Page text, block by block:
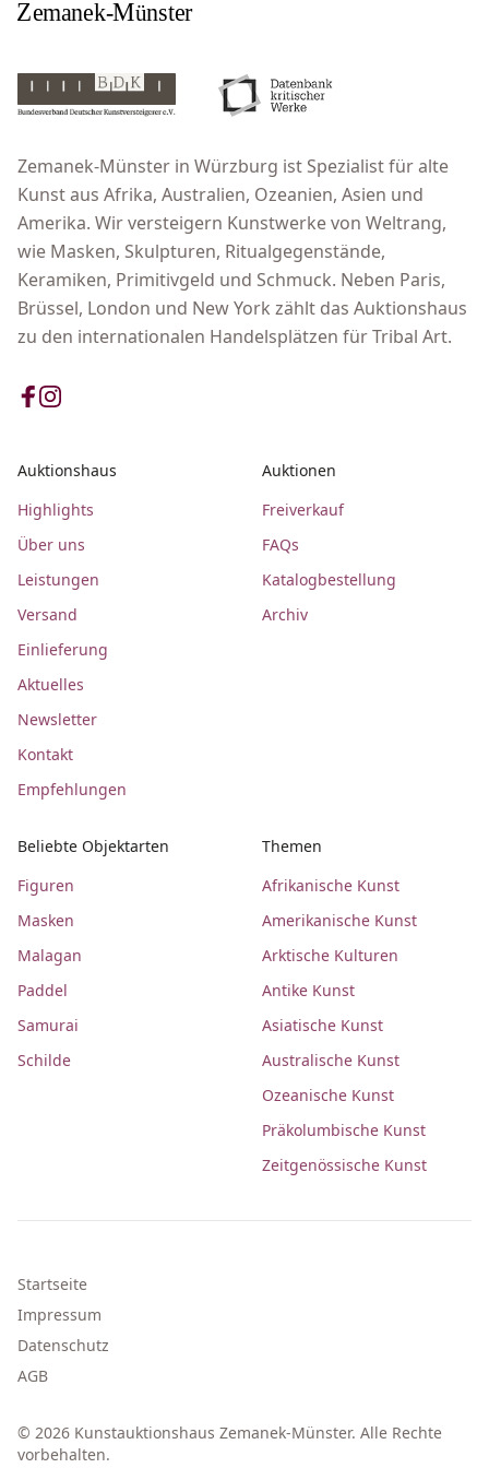
Zemanek-Münster in Würzburg ist Spezialist für alte
Kunst aus Afrika, Australien, Ozeanien, Asien und
Amerika. Wir versteigern Kunstwerke von Weltrang,
wie Masken, Skulpturen, Ritualgegenstände,
Keramiken, Primitivgeld und Schmuck. Neben Paris,
Brüssel, London und New York zählt das Auktionshaus
zu den internationalen Handelsplätzen für Tribal Art.
Auktionshaus
Highlights
Über uns
Leistungen
Versand
Einlieferung
Aktuelles
Newsletter
Kontakt
Empfehlungen
Auktionen
Freiverkauf
FAQs
Katalogbestellung
Archiv
Beliebte Objektarten
Figuren
Masken
Malagan
Paddel
Samurai
Schilde
Themen
Afrikanische Kunst
Amerikanische Kunst
Arktische Kulturen
Antike Kunst
Asiatische Kunst
Australische Kunst
Ozeanische Kunst
Präkolumbische Kunst
Zeitgenössische Kunst
Startseite
Impressum
Datenschutz
AGB
© 2026 Kunstauktionshaus Zemanek-Münster. Alle Rechte
vorbehalten.